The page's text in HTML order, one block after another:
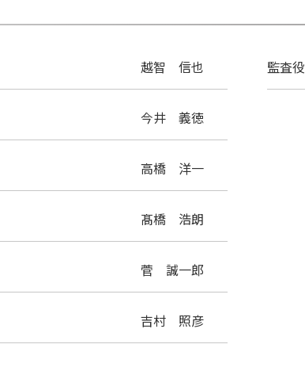
越智 信也
今井 義徳
高橋 洋一
髙橋 浩朗
菅 誠一郎
吉村 照彦
監査役